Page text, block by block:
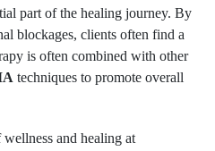
part of the healing journey. By
blockages, clients often find a
is often combined with other
techniques to promote overall
and healing at